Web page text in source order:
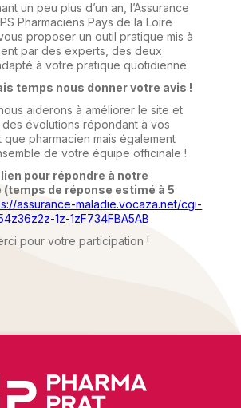
un peu plus d’un an, l’Assurance
Pharmaciens Pays de la Loire
proposer un outil pratique mis à
par des experts, des deux
à votre pratique quotidienne.
temps nous donner votre avis !
aiderons à améliorer le site et
évolutions répondant à vos
que pharmacien mais également
de votre équipe officinale !
pour répondre à notre
de réponse estimé à 5
assurance-maladie.vocaza.net/cgi-
1z-1zF734FBA5AB
pour votre participation !